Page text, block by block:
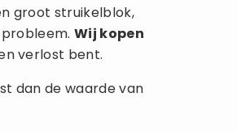
groot struikelblok,
probleem.Wij kopen
verlost bent.
dan de waarde van